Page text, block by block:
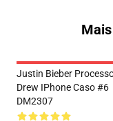
Justin Bieber
Drew IPhone Caso #6
DM2307